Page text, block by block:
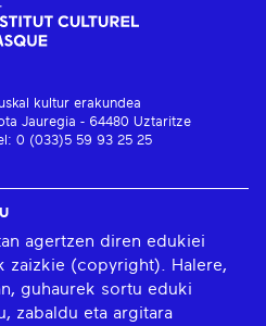
kultur erakundea
Jauregia - 64480 Uztaritze
0 (033)5 59 93 25 25
agertzen diren edukiei
zaizkie (copyright). Halere,
guhaurek sortu eduki
zabaldu eta argitara